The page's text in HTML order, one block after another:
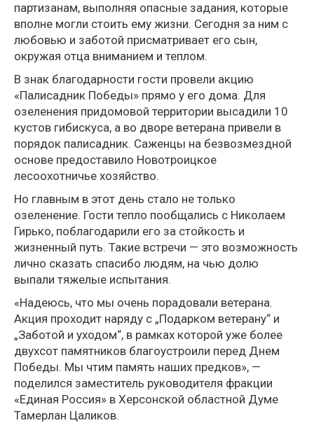
партизанам, выполняя опасные задания, которые
вполне могли стоить ему жизни. Сегодня за ним с
любовью и заботой присматривает его сын,
окружая отца вниманием и теплом.
В знак благодарности гости провели акцию
«Палисадник Победы» прямо у его дома. Для
озеленения придомовой территории высадили 10
кустов гибискуса, а во дворе ветерана привели в
порядок палисадник. Саженцы на безвозмездной
основе предоставило Новотроицкое
лесоохотничье хозяйство.
Но главным в этот день стало не только
озеленение. Гости тепло пообщались с Николаем
Гирько, поблагодарили его за стойкость и
жизненный путь. Такие встречи — это возможность
лично сказать спасибо людям, на чью долю
выпали тяжелые испытания.
«Надеюсь, что мы очень порадовали ветерана.
Акция проходит наряду с „Подарком ветерану“ и
„Заботой и уходом“, в рамках которой уже более
двухсот памятников благоустроили перед Днем
Победы. Мы чтим память наших предков», —
поделился заместитель руководителя фракции
«Единая Россия» в Херсонской областной Думе
Тамерлан Цаликов.